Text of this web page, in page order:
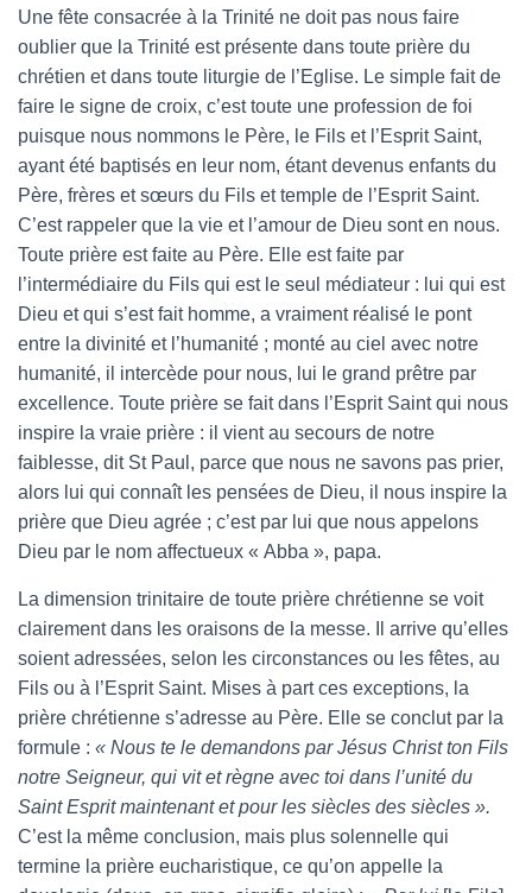
Une fête consacrée à la Trinité ne doit pas nous faire
oublier que la Trinité est présente dans toute prière du
chrétien et dans toute liturgie de l’Eglise. Le simple fait de
faire le signe de croix, c’est toute une profession de foi
puisque nous nommons le Père, le Fils et l’Esprit Saint,
ayant été baptisés en leur nom, étant devenus enfants du
Père, frères et sœurs du Fils et temple de l’Esprit Saint.
C’est rappeler que la vie et l’amour de Dieu sont en nous.
Toute prière est faite au Père. Elle est faite par
l’intermédiaire du Fils qui est le seul médiateur : lui qui est
Dieu et qui s’est fait homme, a vraiment réalisé le pont
entre la divinité et l’humanité ; monté au ciel avec notre
humanité, il intercède pour nous, lui le grand prêtre par
excellence. Toute prière se fait dans l’Esprit Saint qui nous
inspire la vraie prière : il vient au secours de notre
faiblesse, dit St Paul, parce que nous ne savons pas prier,
alors lui qui connaît les pensées de Dieu, il nous inspire la
prière que Dieu agrée ; c’est par lui que nous appelons
Dieu par le nom affectueux « Abba », papa.
La dimension trinitaire de toute prière chrétienne se voit
clairement dans les oraisons de la messe. Il arrive qu’elles
soient adressées, selon les circonstances ou les fêtes, au
Fils ou à l’Esprit Saint. Mises à part ces exceptions, la
prière chrétienne s’adresse au Père. Elle se conclut par la
formule : « Nous te le demandons par Jésus Christ ton Fils
notre Seigneur, qui vit et règne avec toi dans l’unité du
Saint Esprit maintenant et pour les siècles des siècles ».
C’est la même conclusion, mais plus solennelle qui
termine la prière eucharistique, ce qu’on appelle la